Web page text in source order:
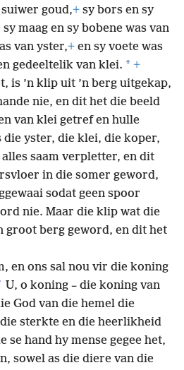
goud,+ sy bors en sy
sy maag en sy bobene was van
van yster,+ en sy voete was
gedeeltelik van klei. * +
is ’n klip uit ’n berg uitgekap,
nie, en dit het die beeld
van klei getref en hulle
die yster, die klei, die koper,
saam verpletter, en dit
in die somer geword,
sodat geen spoor
nie. Maar die klip wat die
groot berg geword, en dit het
en ons sal nou vir die koning
U, o koning – die koning van
God van die hemel die
sterkte en die heerlikheid
se hand hy mense gegee het,
sowel as die diere van die